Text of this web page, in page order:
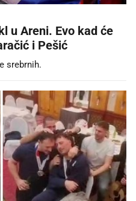
u Areni. Evo kad će
i Pešić
srebrnih.